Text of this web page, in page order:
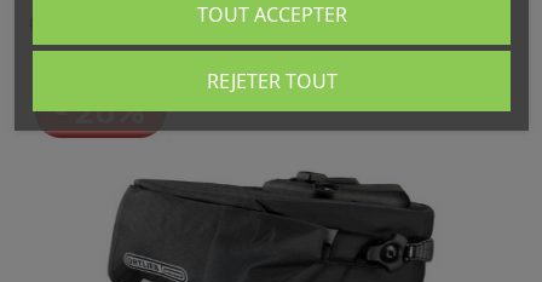
52,00 €
- 20%
REJETER TOUT
TOUT ACCEPTER